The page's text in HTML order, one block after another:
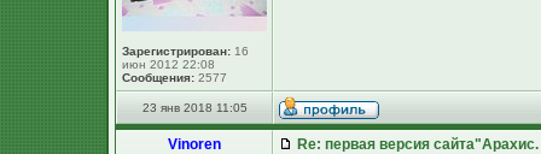
Зарегистрирован: 16
июн 2012 22:08
Сообщения: 2577
23 янв 2018 11:05
Vinoren
Re: первая версия